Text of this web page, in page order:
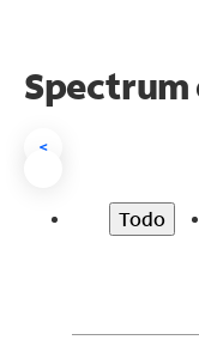
Spectrum
<
Todo